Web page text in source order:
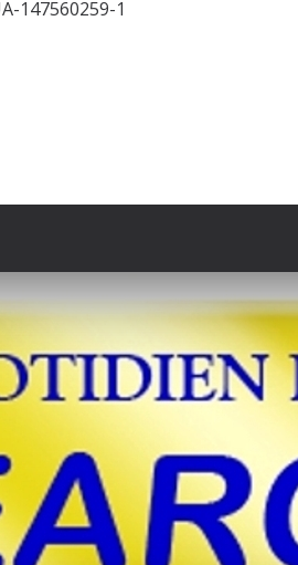
147560259-1